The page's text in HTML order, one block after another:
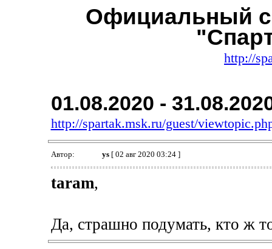
Официальный
http://
01.08.2020 -
http://spartak.msk.ru/guest/
Автор: ys[ 02 авг 2020 03:24 ]
taram,
Да, страшно подумать, кто ж